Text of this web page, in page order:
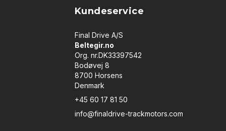
Kundeservice
Final Drive A/S
Beltegir.no
Org. nr.DK33397542
Bodøvej 8
8700 Horsens
Denmark
+45 60 17 81 50
info@finaldrive-trackmotors.com